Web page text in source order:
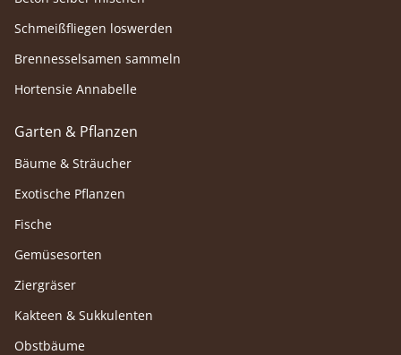
Schmeißfliegen loswerden
Brennesselsamen sammeln
Hortensie Annabelle
Garten & Pflanzen
Bäume & Sträucher
Exotische Pflanzen
Fische
Gemüsesorten
Ziergräser
Kakteen & Sukkulenten
Obstbäume